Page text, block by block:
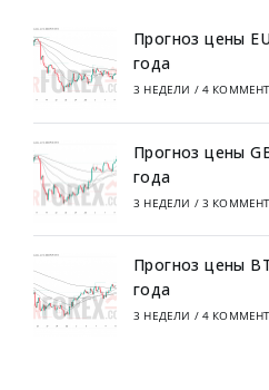
Прогноз цены
года
3 НЕДЕЛИ / 4
Прогноз цены
года
3 НЕДЕЛИ / 3
Прогноз цены
года
3 НЕДЕЛИ / 4